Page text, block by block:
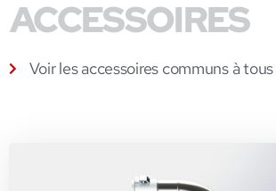
ACCESSOIRES
Voir les accessoires communs à